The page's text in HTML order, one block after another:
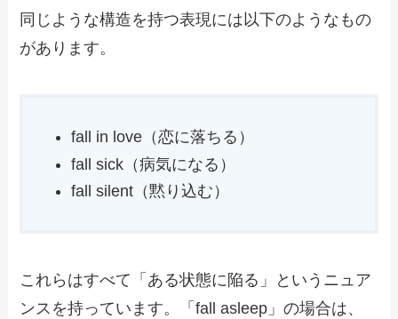
同じような構造を持つ表現には以下のようなもの
があります。
fall in love（恋に落ちる）
fall sick（病気になる）
fall silent（黙り込む）
これらはすべて「ある状態に陥る」というニュア
ンスを持っています。「fall asleep」の場合は、